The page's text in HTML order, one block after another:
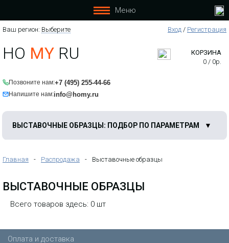
Меню
Ваш регион: Выберите Вход / Регистрация
HO MY RU
Позвоните нам:+7 (495) 255-44-66
Напишите нам:info@homy.ru
КОРЗИНА
0 / 0р.
ВЫСТАВОЧНЫЕ ОБРАЗЦЫ: ПОДБОР ПО ПАРАМЕТРАМ
Главная - Распродажа - Выставочные образцы
ВЫСТАВОЧНЫЕ ОБРАЗЦЫ
Всего товаров здесь: 0 шт
Оплата и доставка